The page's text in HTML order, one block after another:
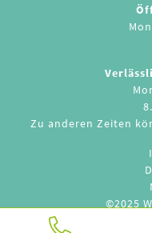
Zu anderen Zeiten
©2025